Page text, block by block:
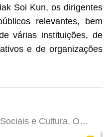
Soi Kun, os dirigentes
relevantes, bem
várias instituições, de
e de organizações
e Cultura, O